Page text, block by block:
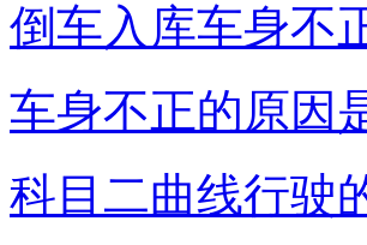
倒车入库车身不
车身不正的原因
科目二曲线行驶